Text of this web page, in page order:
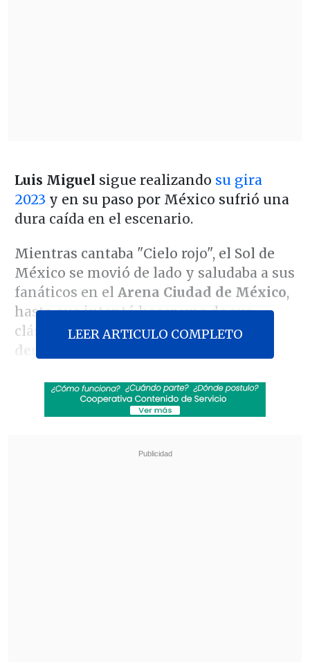
Luis Miguel sigue realizando su gira
2023 y en su paso por México sufrió una
dura caída en el escenario.
Mientras cantaba "Cielo rojo", el Sol de
México se movió de lado y saludaba a sus
fanáticos en el Arena Ciudad de México,
hasta que intentó hacer uno de sus
clásicos movimientos consu pierna
derecha hacia arriba pero su pie
José Antonio Neme en Las Condes
LEER ARTICULO COMPLETO